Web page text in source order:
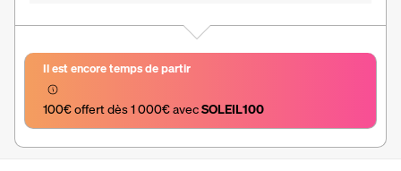
Il est encore temps de partir
100€ offert dès 1 000€ avec SOLEIL100